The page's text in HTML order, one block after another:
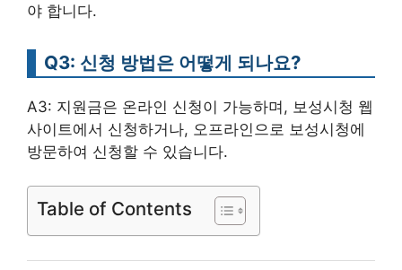
야 합니다.
Q3: 신청 방법은 어떻게 되나요?
A3: 지원금은 온라인 신청이 가능하며, 보성시청 웹
사이트에서 신청하거나, 오프라인으로 보성시청에
방문하여 신청할 수 있습니다.
Table of Contents